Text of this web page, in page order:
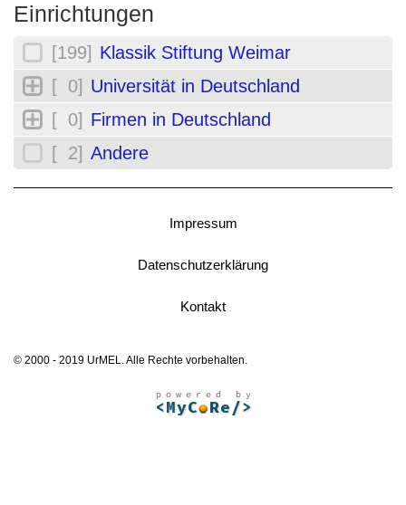
Einrichtungen
[199] Klassik Stiftung Weimar
[ 0] Universität in Deutschland
[ 0] Firmen in Deutschland
[ 2] Andere
Impressum
Datenschutzerklärung
Kontakt
© 2000 - 2019 UrMEL. Alle Rechte vorbehalten.